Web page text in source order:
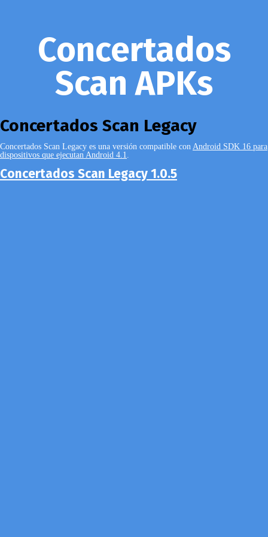
Concertados
Scan APKs
Concertados Scan Legacy
Concertados Scan Legacy es una versión compatible con Android SDK 16 para
dispositivos que ejecutan Android 4.1.
Concertados Scan Legacy 1.0.5